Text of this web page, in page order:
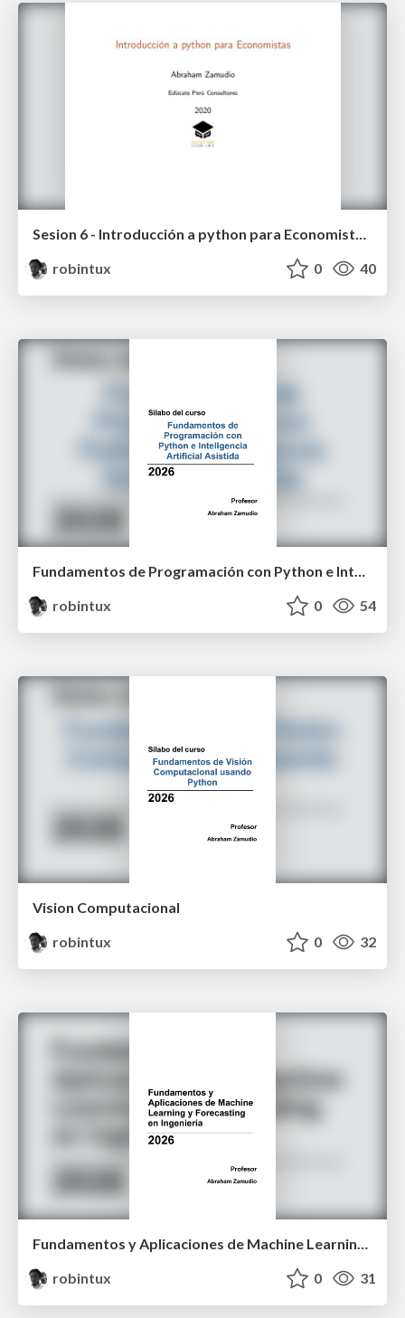
Sesion 6 - Introducción a python para Economistas (EPC 2020)
robintux
0 40
robintux
0 54
Vision Computacional
robintux
0 32
Fundamentos y Aplicaciones de Machine Learning y Forecasting en Ingeniería
robintux
0 31